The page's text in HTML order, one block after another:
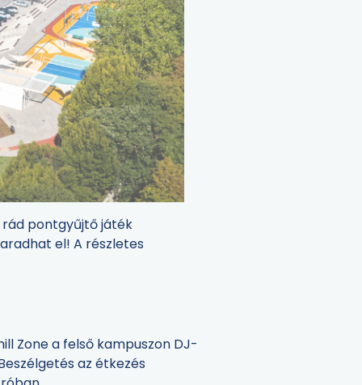
rád pontgyűjtő játék
el! A részletes
Zone a felső kampuszon DJ-
az étkezés